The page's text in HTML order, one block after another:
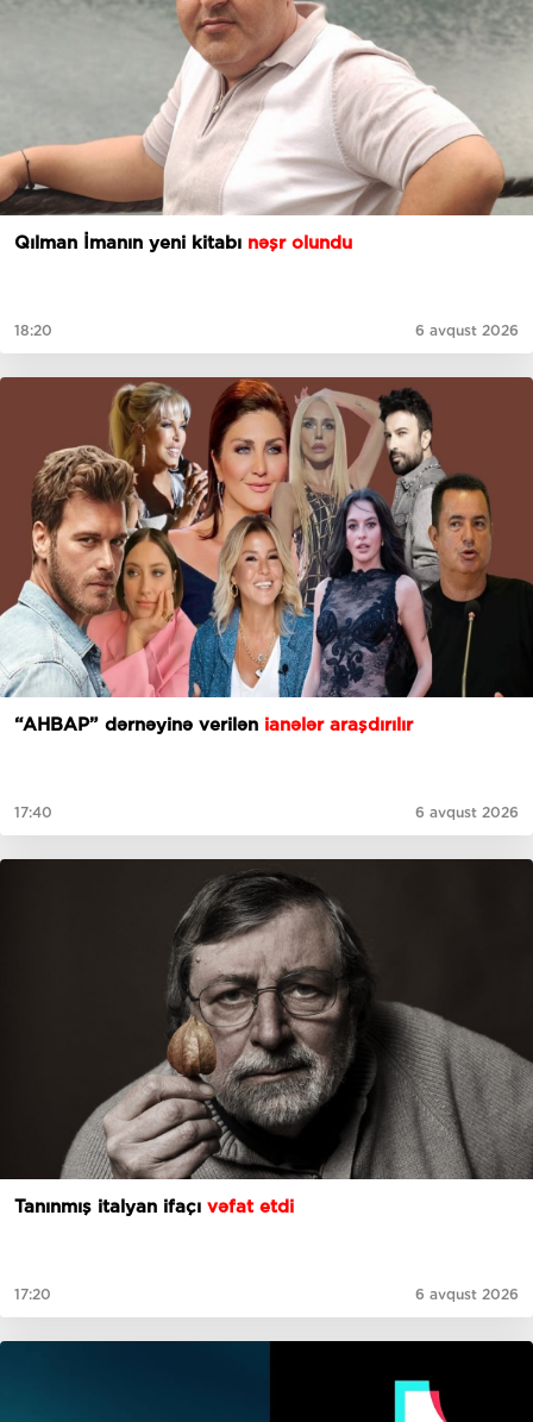
Qılman İmanın yeni kitabı nəşr olundu
18:20 6 avqust 2026
“AHBAP” dərnəyinə verilən ianələr araşdırılır
17:40 6 avqust 2026
Tanınmış italyan ifaçı vəfat etdi
17:20 6 avqust 2026